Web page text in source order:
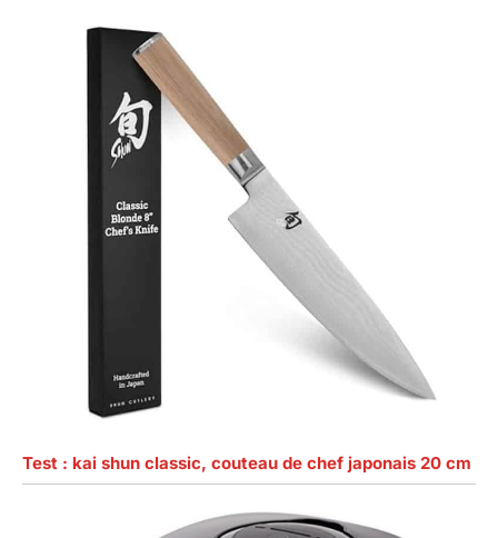
Test : kai shun classic, couteau de chef japonais 20 cm